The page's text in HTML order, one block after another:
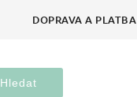
DOPRAVA A PLATBA
Hledat